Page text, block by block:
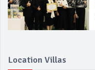
Location Villas